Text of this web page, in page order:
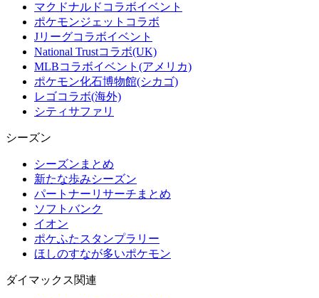
マクドナルドコラボイベント
ポケモンジェットコラボ
Jリーグコラボイベント
National Trustコラボ(UK)
MLBコラボイベント(アメリカ)
ポケモン化石博物館(シカゴ)
レゴコラボ(海外)
シティサファリ
シーズン
シーズンまとめ
新たな歩みシーズン
パートナーリサーチまとめ
ソフトバンク
イオン
ポケふたスタンプラリー
ほしのすなが多いポケモン
ダイマックス関連